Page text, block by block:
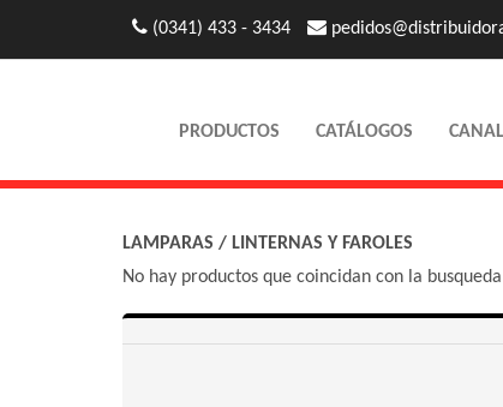
(0341) 433 - 3434
PRODUCTOS CATÁLOGOS
LAMPARAS / LINTERNAS Y FAROLES
No hay productos que coincidan con la